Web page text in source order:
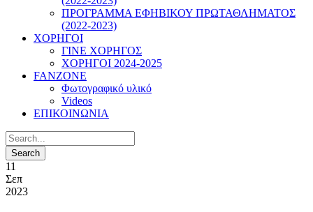
ΠΡΟΓΡΑΜΜΑ ΕΦΗΒΙΚΟΥ ΠΡΩΤΑΘΛΗΜΑΤΟΣ
(2022-2023)
ΧΟΡΗΓΟΙ
ΓΙΝΕ ΧΟΡΗΓΟΣ
ΧΟΡΗΓΟΙ 2024-2025
FANZONE
Φωτογραφικό υλικό
Videos
ΕΠΙΚΟΙΝΩΝΙΑ
11
Σεπ
2023